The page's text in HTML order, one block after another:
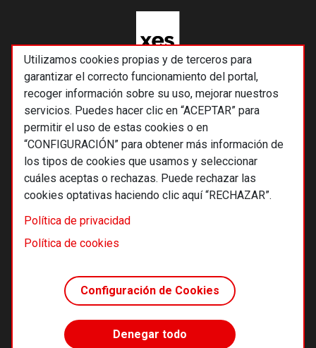
Utilizamos cookies propias y de terceros para
garantizar el correcto funcionamiento del portal,
recoger información sobre su uso, mejorar nuestros
servicios. Puedes hacer clic en “ACEPTAR” para
permitir el uso de estas cookies o en
“CONFIGURACIÓN” para obtener más información de
los tipos de cookies que usamos y seleccionar
cuáles aceptas o rechazas. Puede rechazar las
cookies optativas haciendo clic aquí “RECHAZAR”.
Política de privacidad
Política de cookies
Configuración de Cookies
Denegar todo
© 2026 Alternativas económicas SCCL
Footer
Términos y condiciones de uso
Política de cookies
Principios editoriales